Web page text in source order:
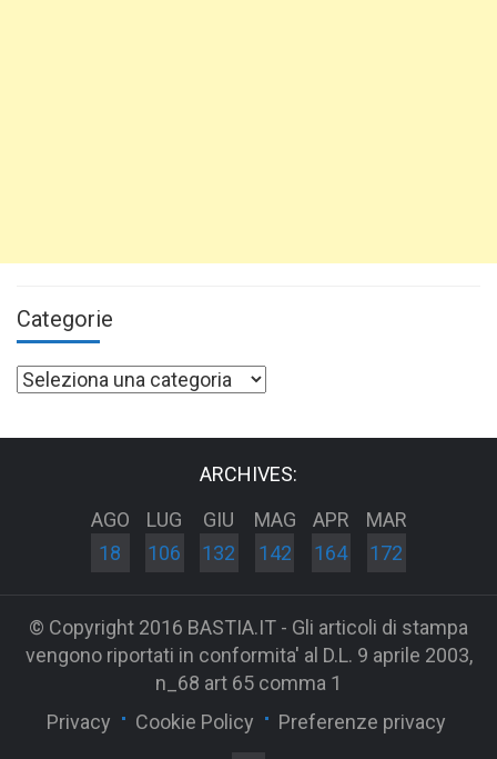
Categorie
Categorie
ARCHIVES:
AGO
18
LUG
106
GIU
132
MAG
142
APR
164
MAR
172
© Copyright 2016 BASTIA.IT - Gli articoli di stampa
vengono riportati in conformita' al D.L. 9 aprile 2003,
n_68 art 65 comma 1
Privacy
Cookie Policy Preferenze privacy